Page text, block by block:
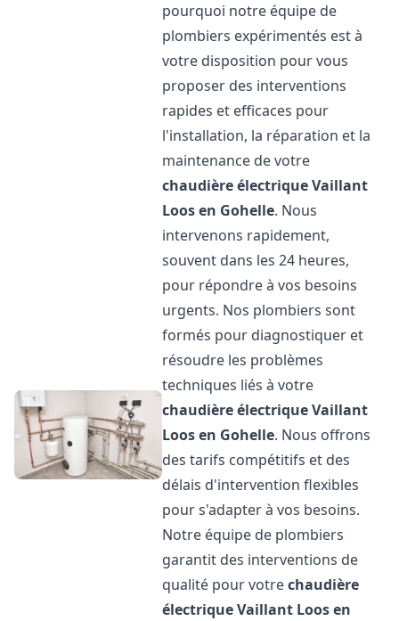
pourquoi notre équipe de
plombiers expérimentés est à
votre disposition pour vous
proposer des interventions
rapides et efficaces pour
l'installation, la réparation et la
maintenance de votre
chaudière électrique Vaillant
Loos en Gohelle. Nous
intervenons rapidement,
souvent dans les 24 heures,
pour répondre à vos besoins
urgents. Nos plombiers sont
formés pour diagnostiquer et
résoudre les problèmes
techniques liés à votre
chaudière électrique Vaillant
Loos en Gohelle. Nous offrons
des tarifs compétitifs et des
délais d'intervention flexibles
pour s'adapter à vos besoins.
Notre équipe de plombiers
garantit des interventions de
qualité pour votrechaudière
électrique Vaillant Loos en